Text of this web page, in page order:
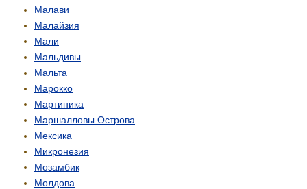
Малави
Малайзия
Мали
Мальдивы
Мальта
Марокко
Мартиника
Маршалловы Острова
Мексика
Микронезия
Мозамбик
Молдова